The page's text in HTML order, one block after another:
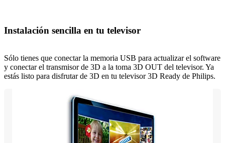
Instalación sencilla en tu televisor
Sólo tienes que conectar la memoria USB para actualizar el software
y conectar el transmisor de 3D a la toma 3D OUT del televisor. Ya
estás listo para disfrutar de 3D en tu televisor 3D Ready de Philips.